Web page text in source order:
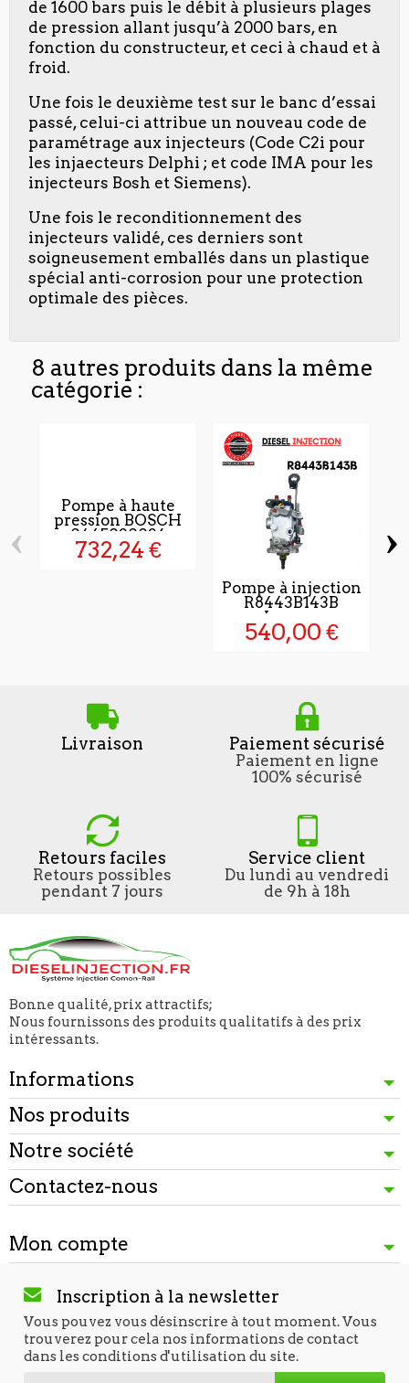
de 1600 bars puis le débit à plusieurs plages
de pression allant jusqu’à 2000 bars, en
fonction du constructeur, et ceci à chaud et à
froid.
Une fois le deuxième test sur le banc d’essai
passé, celui-ci attribue un nouveau code de
paramétrage aux injecteurs (Code C2i pour
les injaecteurs Delphi ; et code IMA pour les
injecteurs Bosh et Siemens).
Une fois le reconditionnement des
injecteurs validé, ces derniers sont
soigneusement emballés dans un plastique
spécial anti-corrosion pour une protection
optimale des pièces.
8 autres produits dans la même
catégorie :
Pompe à haute
pression BOSCH
0445020026
732,24 €
Pompe à injection
R8443B143B
Lucas...
540,00 €
‹ ›
Livraison Paiement sécurisé
Paiement en ligne
100% sécurisé
Retours faciles
Retours possibles
pendant 7 jours
Service client
Du lundi au vendredi
de 9h à 18h
Bonne qualité, prix attractifs;
Nous fournissons des produits qualitatifs à des prix
intéressants.
Informations
Nos produits
Notre société
Contactez-nous
Mon compte
Inscription à la newsletter
Vous pouvez vous désinscrire à tout moment. Vous
trouverez pour cela nos informations de contact
dans les conditions d'utilisation du site.